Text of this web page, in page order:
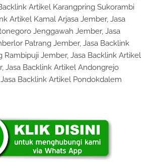
Artikel Karangpring Sukorambi
Artikel Kamal Arjasa Jember, Jasa
Jenggawah Jember, Jasa
Patrang Jember, Jasa Backlink
Rambipuji Jember, Jasa Backlink Artikel
Jasa Backlink Artikel Andongrejo
Backlink Artikel Pondokdalem